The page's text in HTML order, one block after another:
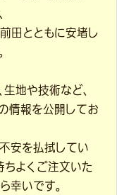
田とともに安堵し
生地や技術など、
情報を公開してお
安を払拭してい
ちよくご注文いた
幸いです。